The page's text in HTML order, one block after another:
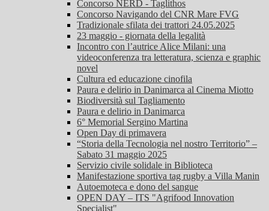
Concorso NERD - Taglithos
Concorso Navigando del CNR Mare FVG
Tradizionale sfilata dei trattori 24.05.2025
23 maggio - giornata della legalità
Incontro con l’autrice Alice Milani: una
videoconferenza tra letteratura, scienza e graphic
novel
Cultura ed educazione cinofila
Paura e delirio in Danimarca al Cinema Miotto
Biodiversità sul Tagliamento
Paura e delirio in Danimarca
6° Memorial Sergino Martina
Open Day di primavera
“Storia della Tecnologia nel nostro Territorio” –
Sabato 31 maggio 2025
Servizio civile solidale in Biblioteca
Manifestazione sportiva tag rugby a Villa Manin
Autoemoteca e dono del sangue
OPEN DAY – ITS "Agrifood Innovation
Specialist"